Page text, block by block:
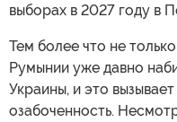
выборах в 2027 году в
Тем более что не
Румынии уже давно
Украины, и это
озабоченность.